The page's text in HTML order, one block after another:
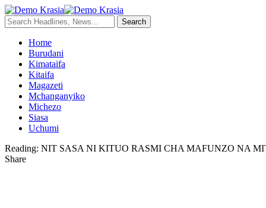
Home
Burudani
Kimataifa
Kitaifa
Magazeti
Mchanganyiko
Michezo
Siasa
Uchumi
Reading: NIT SASA NI KITUO RASMI CHA MAFUNZO NA
Share